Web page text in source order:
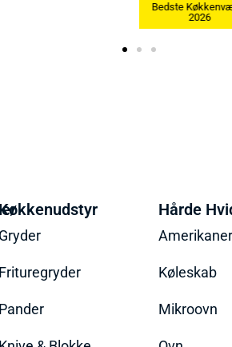
Bedste Køkkenvægte
Bedste
Gryder
Frituregryder
Pander
Hårde
Køleskab
Mikroovn